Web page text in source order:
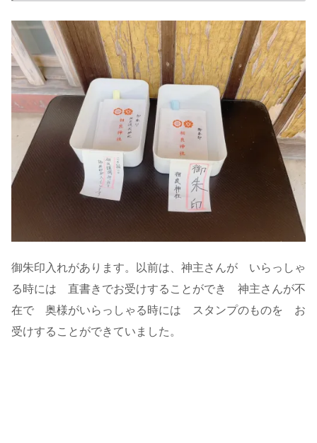
御朱印入れがあります。以前は、神主さんが いらっしゃ
る時には 直書きでお受けすることができ 神主さんが不
在で 奥様がいらっしゃる時には スタンプのものを お
受けすることができていました。